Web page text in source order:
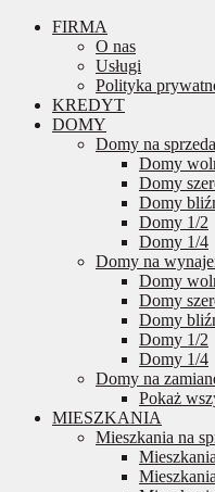
FIRMA
O nas
Usługi
Polityka
KREDYT
DOMY
Domy na
Domy
Domy
Domy
Domy 1/2
Domy 1/4
Domy na
Domy
Domy
Domy
Domy 1/2
Domy 1/4
Domy na
Pokaż
MIESZKANIA
Mieszkania na